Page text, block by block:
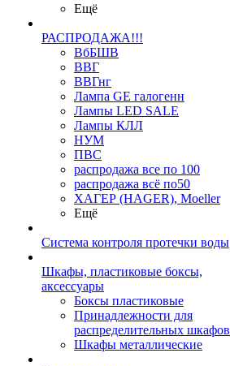
Ещё
РАСПРОДАЖА!!!
ВбБШВ
ВВГ
ВВГнг
Лампа GE галогенн
Лампы LED SALE
Лампы КЛЛ
НУМ
ПВС
распродажа все по 100
распродажа всё по50
ХАГЕР (HAGER), Moeller
Ещё
Система контроля протечки воды
Шкафы, пластиковые боксы,
аксессуары
Боксы пластиковые
Принадлежности для
распределительных шкафов
Шкафы металлические